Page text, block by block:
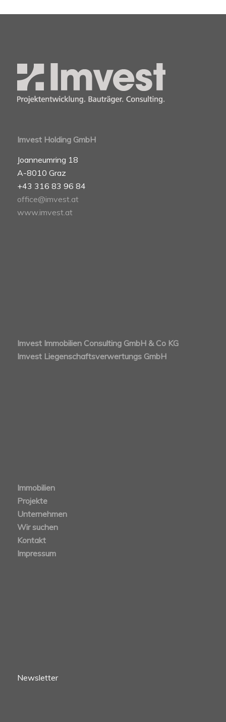
Imvest Holding GmbH
Joanneumring 18
A-8010 Graz
+43 316 83 96 84
office@imvest.at
www.imvest.at
Imvest Immobilien Consulting GmbH & Co KG
Imvest Liegenschaftsverwertungs GmbH
Immobilien
Projekte
Unternehmen
Wir suchen
Kontakt
Impressum
Newsletter